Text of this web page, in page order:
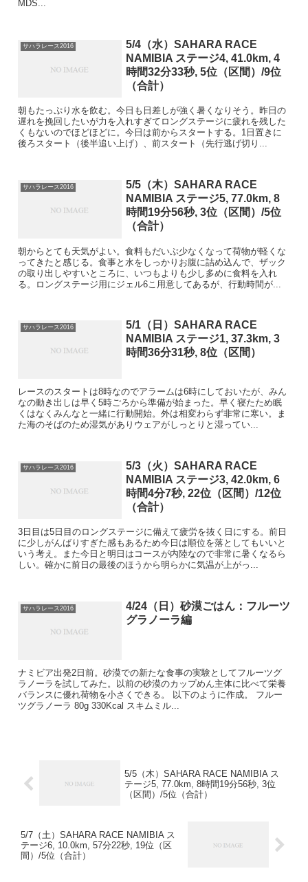
MDS...
サハラレース2016
5/4（水）SAHARA RACE
NAMIBIA ステージ4, 41.0km, 4
時間32分33秒, 5位（区間）/9位
（合計）
朝もたっぷり水を飲む。今日も日差しが強く暑くなりそう。昨日の
遅れを挽回したいが力を入れすぎてロングステージに疲れを残した
くもないのでほどほどに。今日は前からスタートする。1日置きに
後ろスタート（後半追い上げ）、前スタート（先行逃げ切り...
サハラレース2016
5/5（木）SAHARA RACE
NAMIBIA ステージ5, 77.0km, 8
時間19分56秒, 3位（区間）/5位
（合計）
朝からとても天気がよい。食料もだいぶ少なくなって荷物が軽くな
ってきたと感じる。食事と水をしっかりお腹に詰め込んで、ザック
の取り出しやすいところに、いつもよりも少し多めに食料を入れ
る。ロングステージ用にジェル6こ用意してあるが、行動時間が...
サハラレース2016
5/1（日）SAHARA RACE
NAMIBIA ステージ1, 37.3km, 3
時間36分31秒, 8位（区間）
レースのスタートは8時なのでアラームは6時にしておいたが、みん
なの動き出しは早く5時ごろから準備が始まった。早く寝たため眠
くはなくみんなと一緒に行動開始。外は相変わらず非常に寒い。ま
た海のそばのため湿気がありウェアがしっとりと湿ってい...
サハラレース2016
5/3（火）SAHARA RACE
NAMIBIA ステージ3, 42.0km, 6
時間4分7秒, 22位（区間）/12位
（合計）
3日目は5日目のロングステージに備えて疲労を抜く日にする。前日
に少しがんばりすぎた感もあるため今日は順位を落としてもいいと
いう考え。また今日と明日はコースが内陸なので非常に暑くなるら
しい。確かに前日の最後のほうから明らかに気温が上がっ...
サハラレース2016
4/24（日）砂漠ごはん：フルーツ
グラノーラ編
ナミビア出発2日前。砂漠での新たな食事の実験としてフルーツグ
ラノーラを試してみた。以前の砂漠のカップめん主体に比べて栄養
バランスに優れ荷物を小さくできる。 以下のように作成。 フルー
ツグラノーラ 80g 330Kcal スキムミル...
5/5（木）SAHARA RACE NAMIBIA ス
テージ5, 77.0km, 8時間19分56秒, 3位
（区間）/5位（合計）
5/7（土）SAHARA RACE NAMIBIA ス
テージ6, 10.0km, 57分22秒, 19位（区
間）/5位（合計）